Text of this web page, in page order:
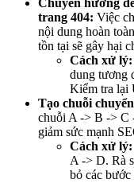
Chuyển hướng
trang 404: Việc
nội dung hoàn
tồn tại sẽ gây hại
Cách xử lý:
dung tương
Kiểm tra lại
Tạo chuỗi
chuỗi A -> B -> C
giảm sức mạnh
Cách xử lý:
A -> D. Rà
bỏ các